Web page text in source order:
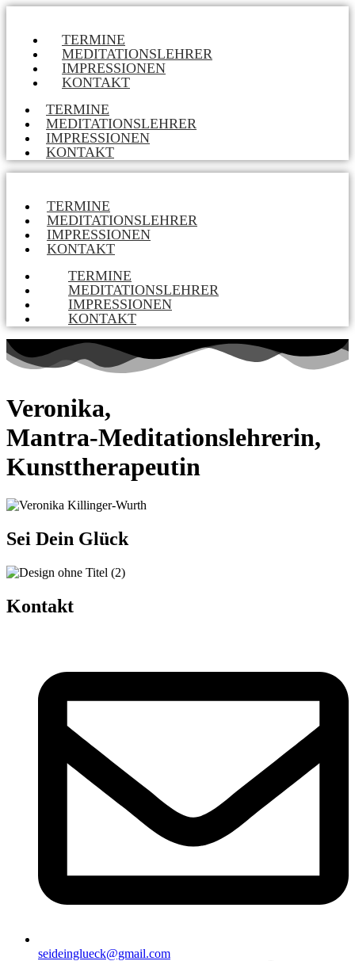
TERMINE
MEDITATIONSLEHRER
IMPRESSIONEN
KONTAKT
TERMINE
MEDITATIONSLEHRER
IMPRESSIONEN
KONTAKT
TERMINE
MEDITATIONSLEHRER
IMPRESSIONEN
KONTAKT
TERMINE
MEDITATIONSLEHRER
IMPRESSIONEN
KONTAKT
Veronika,
Mantra-Meditationslehrerin,
Kunsttherapeutin
Sei Dein Glück
Kontakt
seideinglueck@gmail.com